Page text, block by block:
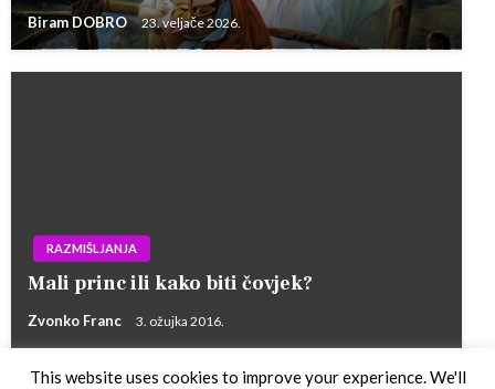
Biram DOBRO 23. veljače 2026.
RAZMIŠLJANJA
Mali princ ili kako biti čovjek?
Zvonko Franc 3. ožujka 2016.
This website uses cookies to improve your experience. We'll